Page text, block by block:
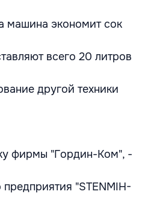
машина экономит сок
всего 20 литров
другой техники
фирмы "Гордин-Ком", -
предприятия "STENMIH-